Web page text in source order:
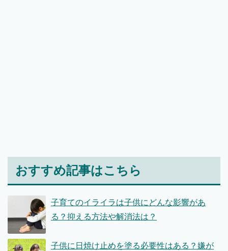
おすすめ記事はこちら
子育てのイライラは子供にどんな影響があ
る？抑える方法や解消法は？
子供に日焼け止めを塗る必要性はある？嫌が